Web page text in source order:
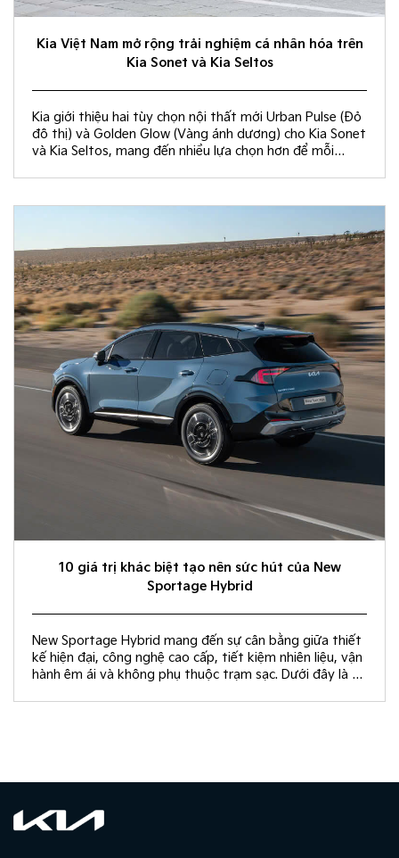
Kia Việt Nam mở rộng trải nghiệm cá nhân hóa trên
Kia Sonet và Kia Seltos
Kia giới thiệu hai tùy chọn nội thất mới Urban Pulse (Đỏ
đô thị) và Golden Glow (Vàng ánh dương) cho Kia Sonet
và Kia Seltos, mang đến nhiều lựa chọn hơn để mỗi
10 giá trị khác biệt tạo nên sức hút của New
Sportage Hybrid
New Sportage Hybrid mang đến sự cân bằng giữa thiết
kế hiện đại, công nghệ cao cấp, tiết kiệm nhiên liệu, vận
hành êm ái và không phụ thuộc trạm sạc. Dưới đây là 10